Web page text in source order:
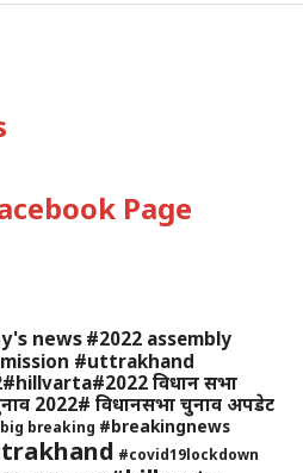
Page
news #2022 assembly
#uttrakhand
विधान सभा
2022# विधानसभा चुनाव अपडेट
breaking #breakingnews
#covid19lockdown